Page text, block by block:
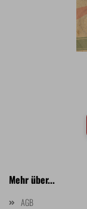
Mehr über...
AGB